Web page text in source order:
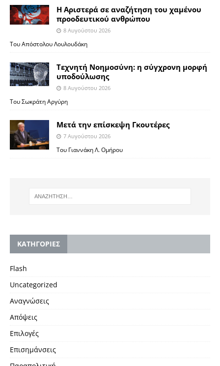
Η Αριστερά σε αναζήτηση του χαμένου
προοδευτικού ανθρώπου
8 Αυγούστου 2026
Του Απόστολου Λουλουδάκη
Τεχνητή Νοημοσύνη: η σύγχρονη μορφή
υποδούλωσης
8 Αυγούστου 2026
Του Σωκράτη Αργύρη
Μετά την επίσκεψη Γκουτέρες
7 Αυγούστου 2026
Του Γιαννάκη Λ. Ομήρου
KΑΤΗΓΟΡΙΕΣ
Flash
Uncategorized
Αναγνώσεις
Απόψεις
Επιλογές
Επισημάνσεις